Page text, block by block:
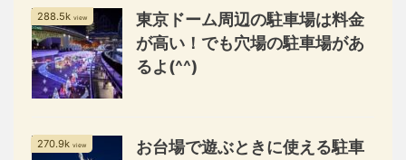
288.5k view
東京ドーム周辺の駐車場は料金
が高い！でも穴場の駐車場があ
るよ(^^)
270.9k view
お台場で遊ぶときに使える駐車